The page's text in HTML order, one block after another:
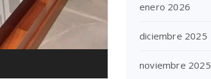
enero 2026
diciembre 2025
noviembre 2025